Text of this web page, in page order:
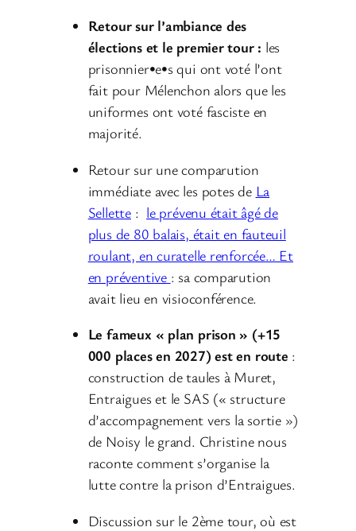
Retour sur l’ambiance des
élections et le premier tour : les
prisonnier•e•s qui ont voté l’ont
fait pour Mélenchon alors que les
uniformes ont voté fasciste en
majorité.
Retour sur une comparution
immédiate avec les potes de La
Sellette: le prévenu était âgé de
plus de 80 balais, était en fauteuil
roulant, en curatelle renforcée… Et
en préventive : sa comparution
avait lieu en visioconférence.
Le fameux « plan prison » (+15
000 places en 2027) est en route :
construction de taules à Muret,
Entraigues et le SAS (« structure
d’accompagnement vers la sortie »)
de Noisy le grand. Christine nous
raconte comment s’organise la
lutte contre la prison d’Entraigues.
Discussion sur le 2ème tour, où est